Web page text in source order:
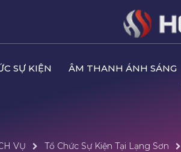
SỰ KIỆN ÂM THANH ÁNH SÁNG
VỤ Tổ Chức Sự Kiện Tại Lạng Sơn